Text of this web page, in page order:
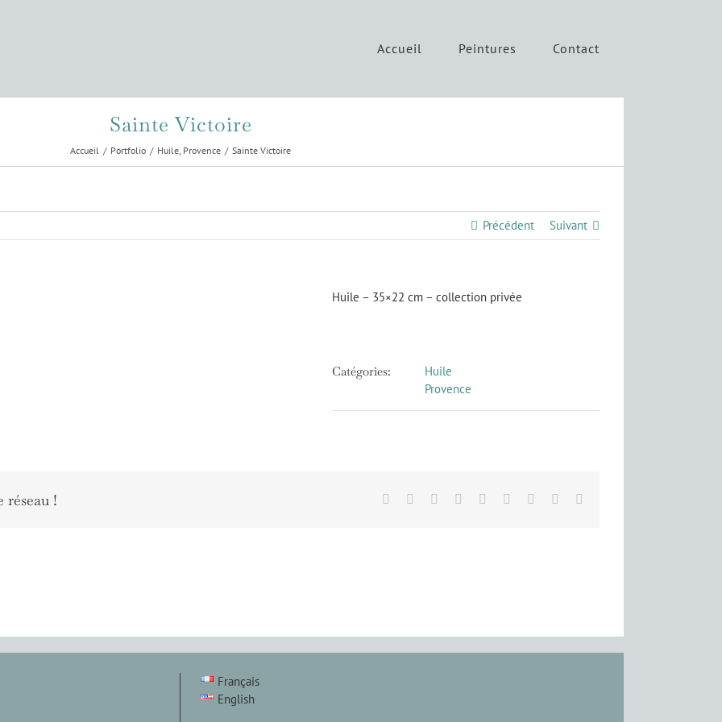
Accueil Peintures Contact
Sainte Victoire
Accueil Portfolio Huile Provence Sainte Victoire
Précédent Suivant
Huile – 35×22 cm – collection privée
Catégories:
Huile
Provence
réseau ! Facebook Reddit LinkedInWhatsApp
TumblrPinterest
Français
English